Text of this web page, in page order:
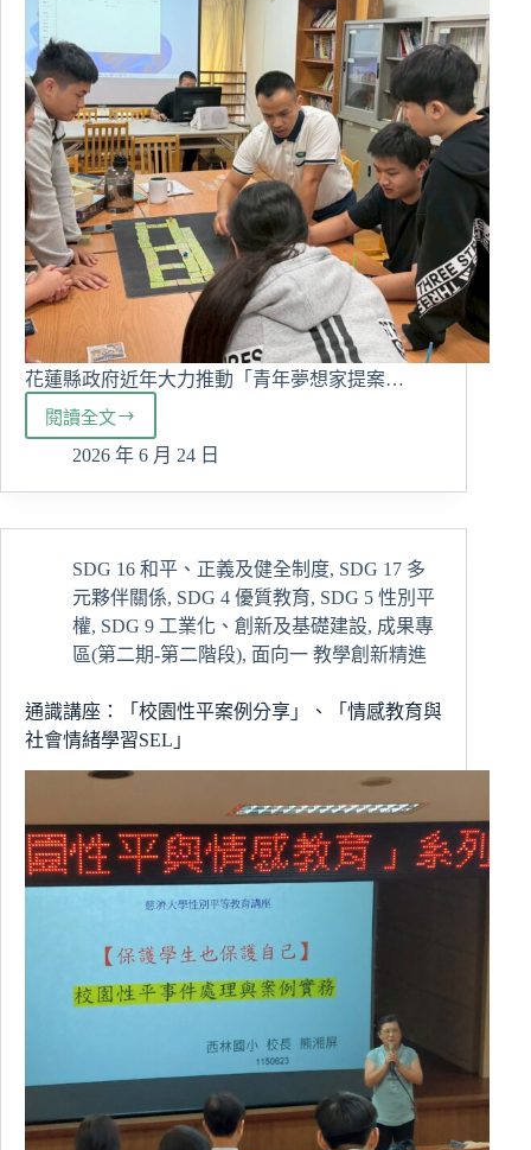
策
略
花蓮縣政府近年大力推動「青年夢想家提案…
閱讀全文
跨
域
社
影
響
力！
慈
經
管
系
首
「慢
食
桌
亮
地
方
勇
花
2026 年 6 月 24 日
SDG 16 和平、正義及健全制度, SDG 17 多
元夥伴關係, SDG 4 優質教育, SDG 5 性別平
權, SDG 9 工業化、創新及基礎建設, 成果專
區(第二期-第二階段), 面向一 教學創新精進
通識講座：「校園性平案例分享」、「情感教育與
社會情緒學習SEL」